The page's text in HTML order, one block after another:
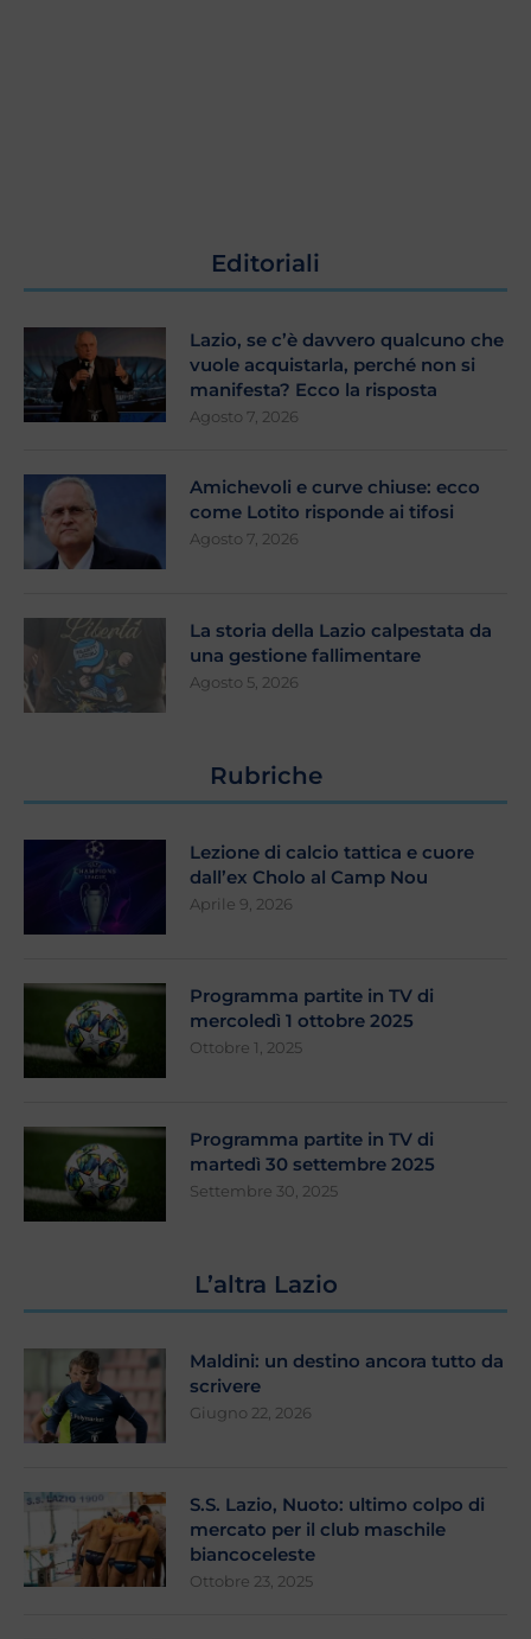
Editoriali
Lazio, se c’è davvero qualcuno che
vuole acquistarla, perché non si
manifesta? Ecco la risposta
Agosto 7, 2026
Amichevoli e curve chiuse: ecco
come Lotito risponde ai tifosi
Agosto 7, 2026
La storia della Lazio calpestata da
una gestione fallimentare
Agosto 5, 2026
Rubriche
Lezione di calcio tattica e cuore
dall’ex Cholo al Camp Nou
Aprile 9, 2026
Programma partite in TV di
mercoledì 1 ottobre 2025
Ottobre 1, 2025
Programma partite in TV di
martedì 30 settembre 2025
Settembre 30, 2025
L’altra Lazio
Maldini: un destino ancora tutto da
scrivere
Giugno 22, 2026
S.S. Lazio, Nuoto: ultimo colpo di
mercato per il club maschile
biancoceleste
Ottobre 23, 2025